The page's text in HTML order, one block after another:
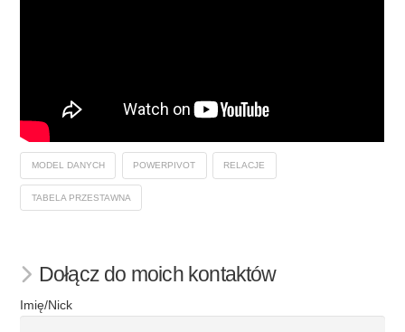
MODEL DANYCH POWERPIVOT RELACJE
TABELA PRZESTAWNA
Dołącz do moich kontaktów
Imię/Nick